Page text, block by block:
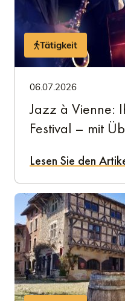
Tätigkeit
06.07.2026
Jazz à Vienne:
Festival – mit
Lesen Sie den